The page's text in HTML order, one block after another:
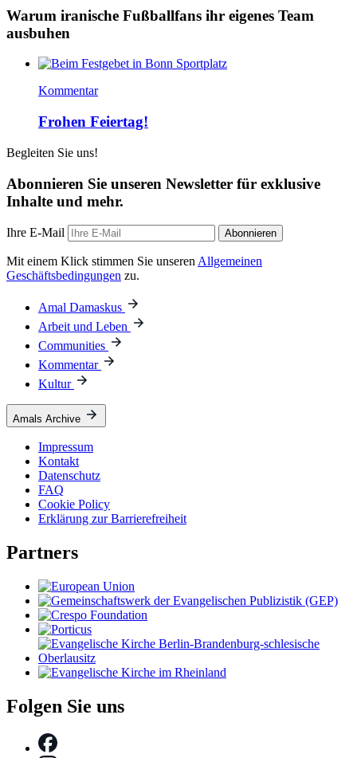
Warum iranische Fußballfans ihr eigenes Team
ausbuhen
Kommentar
Frohen Feiertag!
Begleiten Sie uns!
Abonnieren Sie unseren Newsletter für exklusive
Inhalte und mehr.
Ihre E-Mail Abonnieren
Mit einem Klick stimmen Sie unseren Allgemeinen
Geschäftsbedingungen zu.
Amal Damaskus
Arbeit und Leben
Communities
Kommentar
Kultur
Amals Archive
Impressum
Kontakt
Datenschutz
FAQ
Cookie Policy
Erklärung zur Barrierefreiheit
Partners
Folgen Sie uns